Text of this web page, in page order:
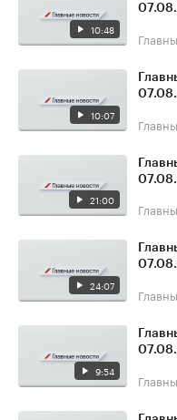
10:48
10:07
21:00
24:07
9:54